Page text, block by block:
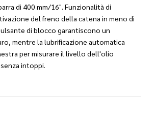
di 400 mm/16". Funzionalità di
del freno della catena in meno di
di blocco garantiscono un
mentre la lubrificazione automatica
per misurare il livello dell'olio
intoppi.